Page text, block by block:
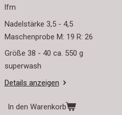
lfm
Nadelstärke 3,5 - 4,5
Maschenprobe M: 19 R: 26
Größe 38 - 40 ca. 550 g
superwash
Details anzeigen
In den Warenkorb